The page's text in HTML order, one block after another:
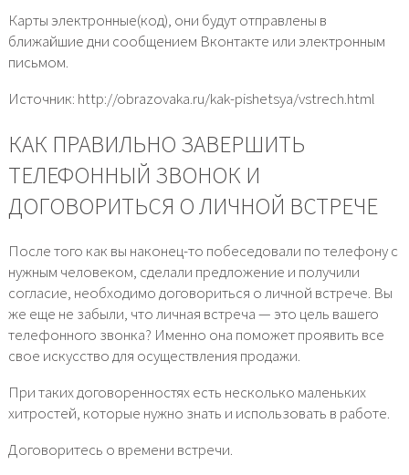
Карты электронные(код), они будут отправлены в
ближайшие дни сообщением Вконтакте или электронным
письмом.
Источник: http://obrazovaka.ru/kak-pishetsya/vstrech.html
КАК ПРАВИЛЬНО ЗАВЕРШИТЬ
ТЕЛЕФОННЫЙ ЗВОНОК И
ДОГОВОРИТЬСЯ О ЛИЧНОЙ ВСТРЕЧЕ
После того как вы наконец-то побеседовали по телефону с
нужным человеком, сделали предложение и получили
согласие, необходимо договориться о личной встрече. Вы
же еще не забыли, что личная встреча — это цель вашего
телефонного звонка? Именно она поможет проявить все
свое искусство для осуществления продажи.
При таких договоренностях есть несколько маленьких
хитростей, которые нужно знать и использовать в работе.
Договоритесь о времени встречи.